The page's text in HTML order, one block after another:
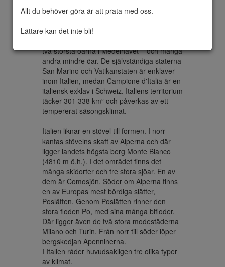
Allt du behöver göra är att prata med oss.
Lättare kan det inte bli!
och i väster till Medelhavet. I söder har
Malta och Libyen. Italien består av hela
två största öarna i Medelhavet – och många
andra mindre öar. De självständiga staterna
San Marino och Vatikanstaten är enklaver
inom Italien, medan Campione d'Italia är en
italiensk exklav i Schweiz. Italiens territorium
täcker 301 338 km² och påverkas av ett
tempererat säsongsklimat.
Italien liknar en stövel till formen. I norr
kantas stövelns skaft av Alperna och där
ligger landets högsta berg Monte Bianco
(4810 m ö.h.). I det området finns det
många skidorter och tre stora sjöar. En av
dem är Comosjön. Söder om Alperna finns
en av Europas mest bördiga slätter,
Poslätten. Genom Poslätten rinner den
stora floden Po, med sina många bifloder.
Där ligger även de två stora modestäderna
Milano och Turin. Från norr till söder löper
bergskedjan Apenninerna.
I Italien råder huvudsakligen tre olika typer
av klimat.